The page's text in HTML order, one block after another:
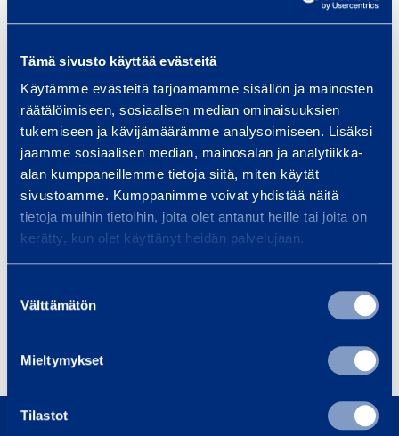
Tämä sivusto käyttää evästeitä
Käytämme evästeitä tarjoamamme sisällön ja mainosten
räätälöimiseen, sosiaalisen median ominaisuuksien
tukemiseen ja kävijämäärämme analysoimiseen. Lisäksi
jaamme sosiaalisen median, mainosalan ja analytiikka-
alan kumppaneillemme tietoja siitä, miten käytät
sivustoamme. Kumppanimme voivat yhdistää näitä
tietoja muihin tietoihin, joita olet antanut heille tai joita on
kerätty, kun olet käyttänyt heidän palvelujaan.
valinta
Välttämätön
Mieltymykset
Tilastot
9
m
m
%)
Till varukorgen
6
m
Till varukorgen
0800 171 414